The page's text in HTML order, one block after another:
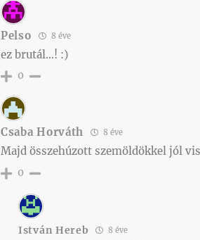
Pelso 8 éve
ez brutál…! :)
0
Csaba Horváth 8 éve
Majd összehúzott szemöldökkel jól
0
István Hereb 8 éve